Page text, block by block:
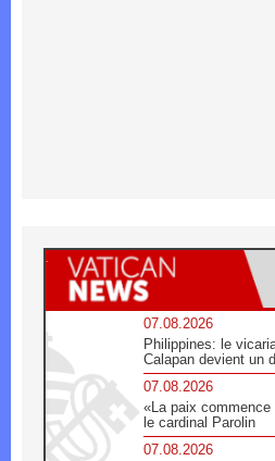
07.08.2026
Philippines: le
Calapan devient un
07.08.2026
«La paix
le cardinal Parolin
07.08.2026